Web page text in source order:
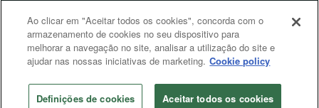
Comunicações Metodistas Unidas é uma agência da Igreja
Metodista Unida
©2026 Comunicações Metodistas Unidas. Todos os direitos
reservados
Ao clicar em "Aceitar todos os cookies", concorda com o
armazenamento de cookies no seu dispositivo para
melhorar a navegação no site, analisar a utilização do site e
ajudar nas nossas iniciativas de marketing. Cookie policy
Definições de cookies Aceitar todos os cookies